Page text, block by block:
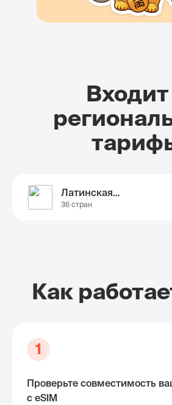
Латинская Америка
36 стран
Как
1
Проверьте совместимость
с eSIM